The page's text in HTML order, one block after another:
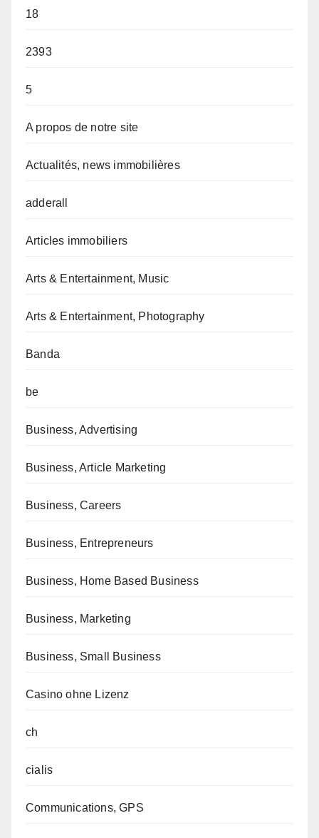
18
2393
5
A propos de notre site
Actualités, news immobilières
adderall
Articles immobiliers
Arts & Entertainment, Music
Arts & Entertainment, Photography
Banda
be
Business, Advertising
Business, Article Marketing
Business, Careers
Business, Entrepreneurs
Business, Home Based Business
Business, Marketing
Business, Small Business
Casino ohne Lizenz
ch
cialis
Communications, GPS